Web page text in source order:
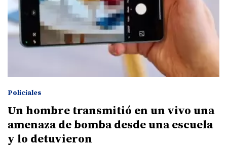
Policiales
Un hombre transmitió en un vivo una
amenaza de bomba desde una escuela
y lo detuvieron